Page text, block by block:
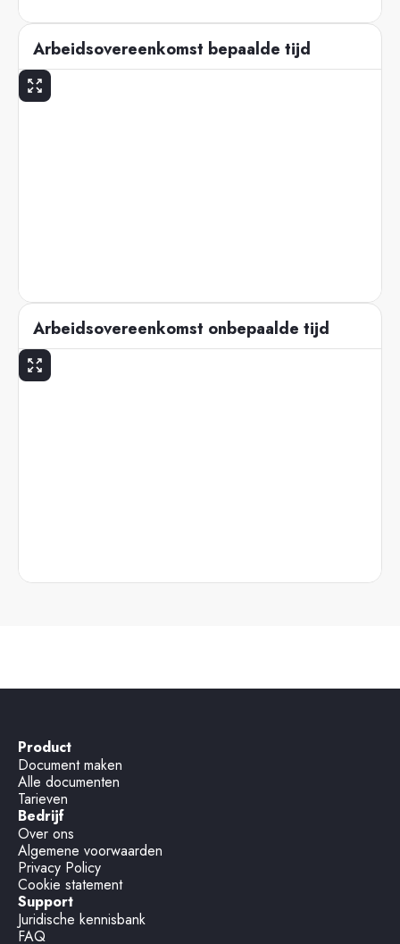
Arbeidsovereenkomst bepaalde tijd
Arbeidsovereenkomst onbepaalde tijd
Product
Document maken
Alle documenten
Tarieven
Bedrijf
Over ons
Algemene voorwaarden
Privacy Policy
Cookie statement
Support
Juridische kennisbank
FAQ